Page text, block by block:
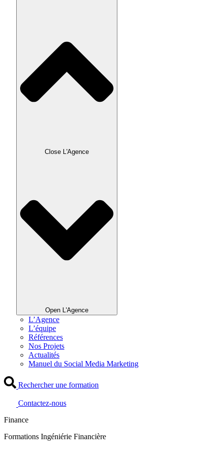
Close L'Agence
Open L'Agence
L’Agence
L’équipe
Références
Nos Projets
Actualités
Manuel du Social Media Marketing
Rechercher une formation
Contactez-nous
Finance
Formations Ingéniérie Financière